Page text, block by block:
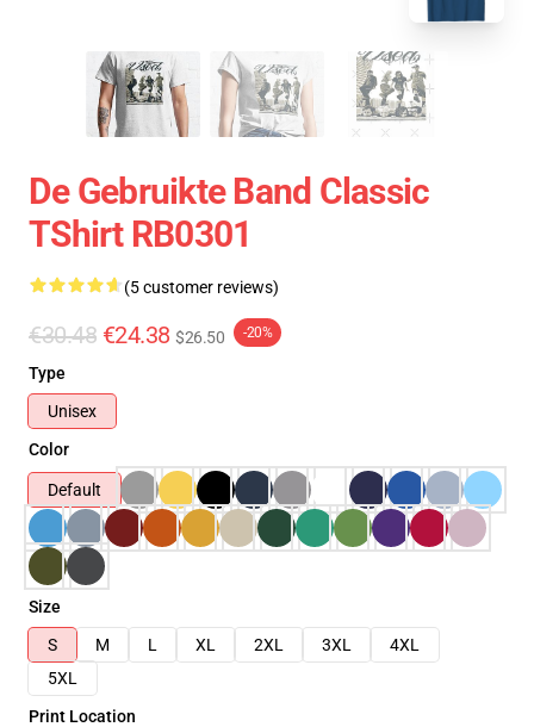
De Gebruikte Band Classic
TShirt RB0301
(5 customer reviews)
€30.48 €24.38 $26.50 -20%
Type
Unisex
Color
Default
Size
S
M L XL 2XL 3XL
4XL
5XL
Print Location